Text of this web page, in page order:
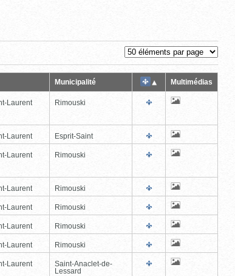
Municipalité Multimédias
Laurent Rimouski
Laurent Esprit-Saint
Laurent Rimouski
Laurent Rimouski
Laurent Rimouski
Laurent Rimouski
Laurent Rimouski
Laurent
Saint-Anaclet-de-
Lessard